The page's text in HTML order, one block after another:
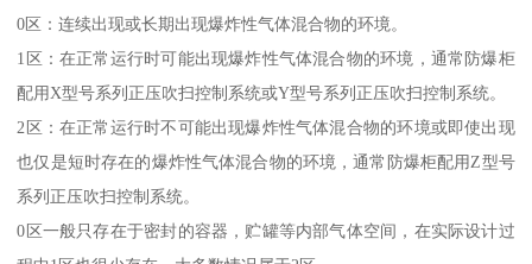
0区：连续出现或长期出现爆炸性气体混合物的环境。
1区：在正常运行时可能出现爆炸性气体混合物的环境，通常防爆柜
配用X型号系列正压吹扫控制系统或Y型号系列正压吹扫控制系统。
2区：在正常运行时不可能出现爆炸性气体混合物的环境或即使出现
也仅是短时存在的爆炸性气体混合物的环境，通常防爆柜配用Z型号
系列正压吹扫控制系统。
0区一般只存在于密封的容器，贮罐等内部气体空间，在实际设计过